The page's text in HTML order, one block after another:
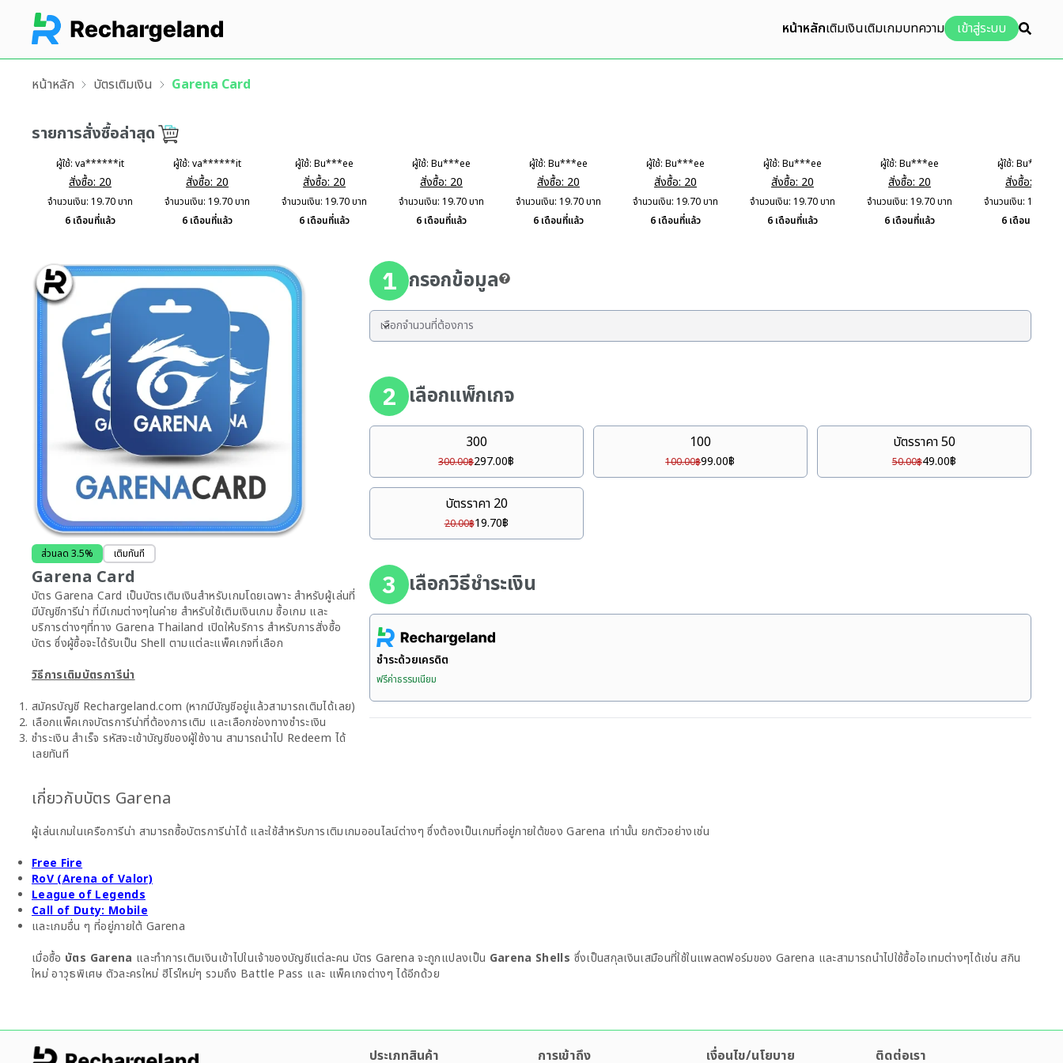
หน้าหลักเติมเงินเติมเกมบทความ เข้าสู่ระบบ
หน้าหลัก บัตรเติมเงิน Garena Card
รายการสั่งซื้อล่าสุด
ผู้ใช้: va******it
สั่งซื้อ: 20
จำนวนเงิน: 19.70บาท
6 เดือนที่แล้ว
ผู้ใช้: va******it
สั่งซื้อ: 20
จำนวนเงิน: 19.70บาท
6 เดือนที่แล้ว
ผู้ใช้: Bu***ee
สั่งซื้อ: 20
จำนวนเงิน: 19.70บาท
6 เดือนที่แล้ว
ผู้ใช้: Bu***ee
สั่งซื้อ: 20
จำนวนเงิน: 19.70บาท
6 เดือนที่แล้ว
ผู้ใช้: Bu***ee
สั่งซื้อ: 20
จำนวนเงิน: 19.70บาท
6 เดือนที่แล้ว
ผู้ใช้: Bu***ee
สั่งซื้อ: 20
จำนวนเงิน: 19.70บาท
6 เดือนที่แล้ว
ผู้ใช้: Bu***ee
สั่งซื้อ: 20
จำนวนเงิน: 19.70บาท
6 เดือนที่แล้ว
ผู้ใช้: Bu***ee
สั่งซื้อ: 20
จำนวนเงิน: 19.70บาท
6 เดือนที่แล้ว
ผู้ใช้: Bu***ee
สั่งซื้อ:
จำนวนเงิน: 19.70
6 เดือนที่แล้ว
ส่วนลด 3.5% เติมทันที
Garena Card
บัตร Garena Card เป็นบัตรเติมเงินสำหรับเกมโดยเฉพาะ สำหรับผู้เล่นที่
มีบัญชีการีน่า ที่มีเกมต่างๆในค่าย สำหรับใช้เติมเงินเกม ซื้อเกม และ
บริการต่างๆที่ทาง Garena Thailand เปิดให้บริการ สำหรับการสั่งซื้อ
บัตร ซึ่งผู้ซื้อจะได้รับเป็น Shell ตามแต่ละแพ็คเกจที่เลือก
วิธีการเติมบัตรการีน่า
สมัครบัญชี Rechargeland.com (หากมีบัญชีอยู่แล้วสามารถเติมได้เลย)
เลือกแพ็คเกจบัตรการีน่าที่ต้องการเติม และเลือกช่องทางชำระเงิน
ชำระเงิน สำเร็จ รหัสจะเข้าบัญชีของผู้ใช้งาน สามารถนำไป Redeem ได้
เลยทันที
1 กรอกข้อมูล
เลือกจำนวนที่ต้องการ
2 เลือกแพ็กเกจ
300
300.00฿297.00฿
100
100.00฿99.00฿
บัตรราคา 50
50.00฿49.00฿
บัตรราคา 20
20.00฿19.70฿
3 เลือกวิธีชำระเงิน
ชำระด้วยเครดิต
ฟรีค่าธรรมเนียม
เกี่ยวกับบัตร Garena
ผู้เล่นเกมในเครือการีน่า สามารถซื้อบัตรการีน่าได้ และใช้สำหรับการเติมเกมออนไลน์ต่างๆ ซึ่งต้องเป็นเกมที่อยู่ภายใต้ของ Garena เท่านั้น ยกตัวอย่างเช่น
Free Fire
RoV (Arena of Valor)
League of Legends
Call of Duty: Mobile
และเกมอื่น ๆ ที่อยู่ภายใต้ Garena
เมื่อซื้อ บัตร Garena และทำการเติมเงินเข้าไปในเจ้าของบัญชีแต่ละคน บัตร Garena จะถูกแปลงเป็น Garena Shells ซึ่งเป็นสกุลเงินเสมือนที่ใช้ในแพลตฟอร์มของ Garena และสามารถนำไปใช้ซื้อไอเทมต่างๆได้เช่น สกิน
ใหม่ อาวุธพิเศษ ตัวละครใหม่ ฮีโร่ใหม่ๆ รวมถึง Battle Pass และ แพ็คเกจต่างๆ ได้อีกด้วย
ประเภทสินค้า การเข้าถึง เงื่อนไข/นโยบาย ติดต่อเรา